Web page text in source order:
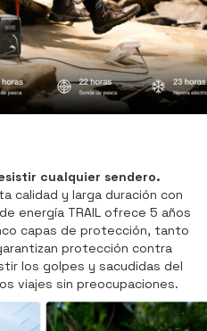
cualquier sendero.
calidad y larga duración con
energía TRAIL ofrece 5 años
capas de protección, tanto
protección contra
los golpes y sacudidas del
viajes sin preocupaciones.